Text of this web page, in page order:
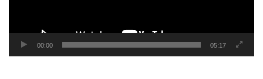
00:00 05:17